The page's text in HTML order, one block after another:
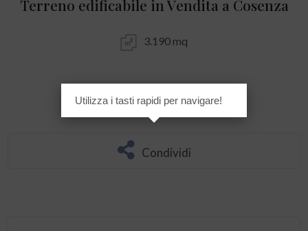
Terreno edificabile in Vendita a Cosenza
3.190 mq
Preferiti
Condividi
Utilizza i tasti rapidi per navigare!